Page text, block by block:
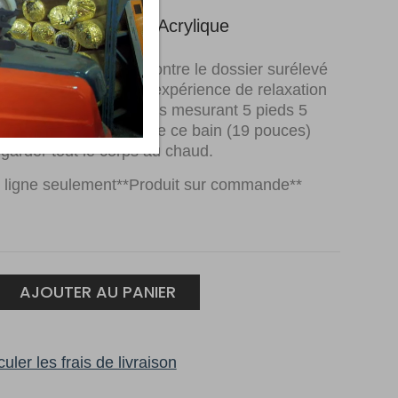
$1,029.00.$955.00.
Blanc Acrylique
confortablement contre le dossier surélevé
bain pour une expérience de relaxation
pour les personnes mesurant 5 pieds 5
moins, la profondeur de ce bain (19 pouces)
tout le corps au chaud.
ligne seulement**Produit sur commande**
AJOUTER AU PANIER
les frais de livraison